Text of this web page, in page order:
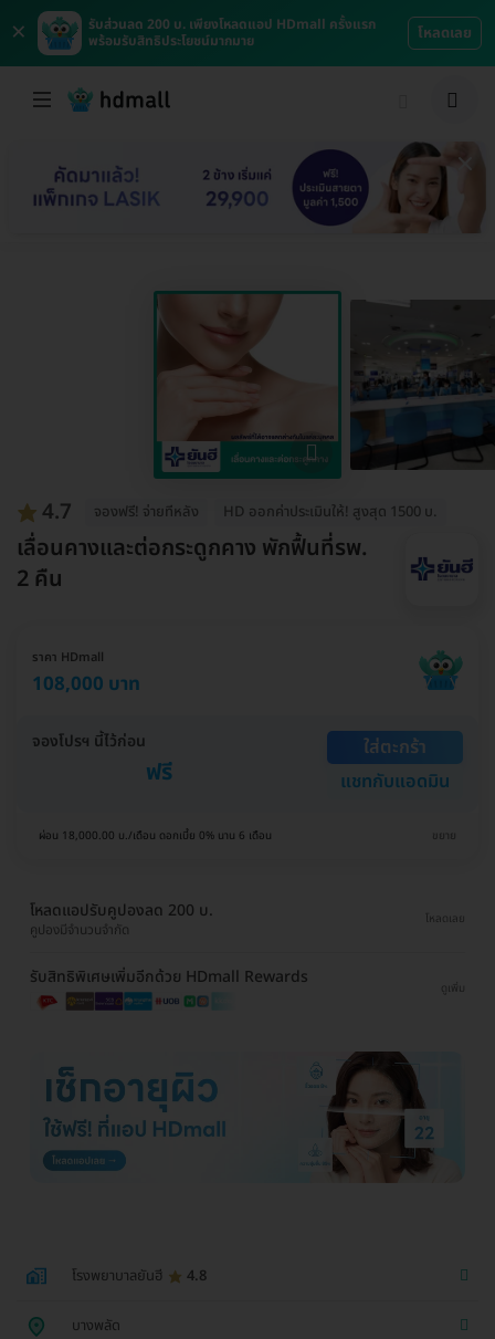
×
รับส่วนลด 200 บ. เพียงโหลดแอป HDmall ครั้งแรก
พร้อมรับสิทธิประโยชน์มากมาย
โหลดเลย
4.7 จองฟรี! จ่ายทีหลัง HD ออกค่าประเมินให้! สูงสุด 1500 บ.
เลื่อนคางและต่อกระดูกคาง พักฟื้นที่รพ.
2 คืน
ราคา HDmall
108,000 บาท
จองโปรฯ นี้ไว้ก่อน
ฟรี
ใส่ตะกร้า
แชทกับแอดมิน
ผ่อน 18,000.00 บ./เดือน ดอกเบี้ย 0% นาน 6 เดือน ขยาย
โหลดแอปรับคูปองลด 200 บ.
คูปองมีจำนวนจำกัด
โหลดเลย
รับสิทธิพิเศษเพิ่มอีกด้วย HDmall Rewards
ดูเพิ่ม
โรงพยาบาลยันฮี 4.8
บางพลัด